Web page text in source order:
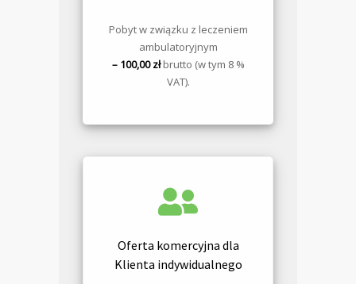
Pobyt w związku z leczeniem
ambulatoryjnym
– 100,00 złbrutto (w tym 8 %
VAT).
Oferta komercyjna dla
Klienta indywidualnego